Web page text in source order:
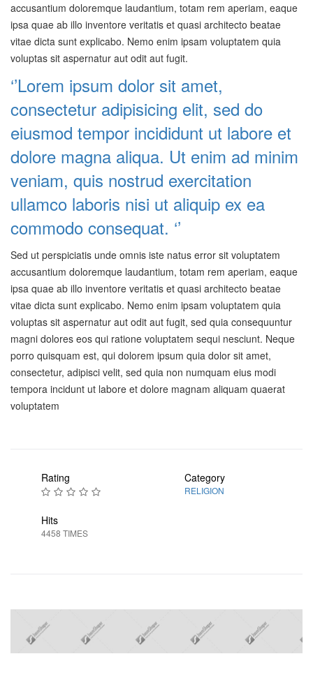
accusantium doloremque laudantium, totam rem aperiam, eaque
ipsa quae ab illo inventore veritatis et quasi architecto beatae
vitae dicta sunt explicabo. Nemo enim ipsam voluptatem quia
voluptas sit aspernatur aut odit aut fugit.
‘’Lorem ipsum dolor sit amet,
consectetur adipisicing elit, sed do
eiusmod tempor incididunt ut labore et
dolore magna aliqua. Ut enim ad minim
veniam, quis nostrud exercitation
ullamco laboris nisi ut aliquip ex ea
commodo consequat. ‘’
Sed ut perspiciatis unde omnis iste natus error sit voluptatem
accusantium doloremque laudantium, totam rem aperiam, eaque
ipsa quae ab illo inventore veritatis et quasi architecto beatae
vitae dicta sunt explicabo. Nemo enim ipsam voluptatem quia
voluptas sit aspernatur aut odit aut fugit, sed quia consequuntur
magni dolores eos qui ratione voluptatem sequi nesciunt. Neque
porro quisquam est, qui dolorem ipsum quia dolor sit amet,
consectetur, adipisci velit, sed quia non numquam eius modi
tempora incidunt ut labore et dolore magnam aliquam quaerat
voluptatem
Rating Category
RELIGION
Hits
4458 TIMES